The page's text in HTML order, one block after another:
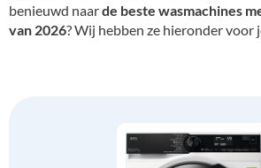
benieuwd naarde beste wasmachines
van 2026? Wij hebben ze hieronder voor